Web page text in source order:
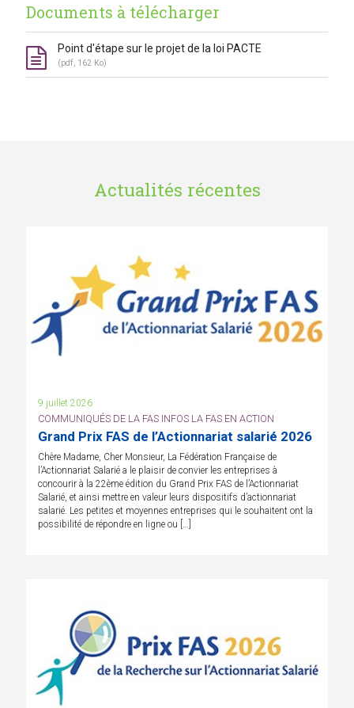
Documents à télécharger
Point d'étape sur le projet de la loi PACTE
(pdf, 162 Ko)
Actualités récentes
9 juillet 2026
COMMUNIQUÉS DE LA FAS INFOS LA FAS EN ACTION
Grand Prix FAS de l’Actionnariat salarié 2026
Chère Madame, Cher Monsieur, La Fédération Française de
l’Actionnariat Salarié a le plaisir de convier les entreprises à
concourir à la 22ème édition du Grand Prix FAS de l’Actionnariat
Salarié, et ainsi mettre en valeur leurs dispositifs d’actionnariat
salarié. Les petites et moyennes entreprises qui le souhaitent ont la
possibilité de répondre en ligne ou […]